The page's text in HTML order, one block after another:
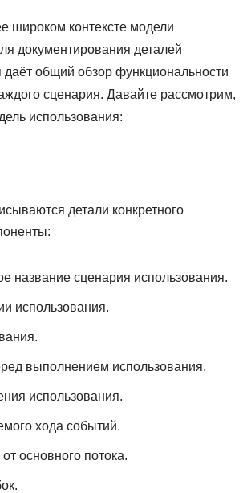
широком контексте модели
документирования деталей
общий обзор функциональности
сценария. Давайте рассмотрим,
использования:
детали конкретного
название сценария использования.
использования.
выполнением использования.
использования.
хода событий.
основного потока.